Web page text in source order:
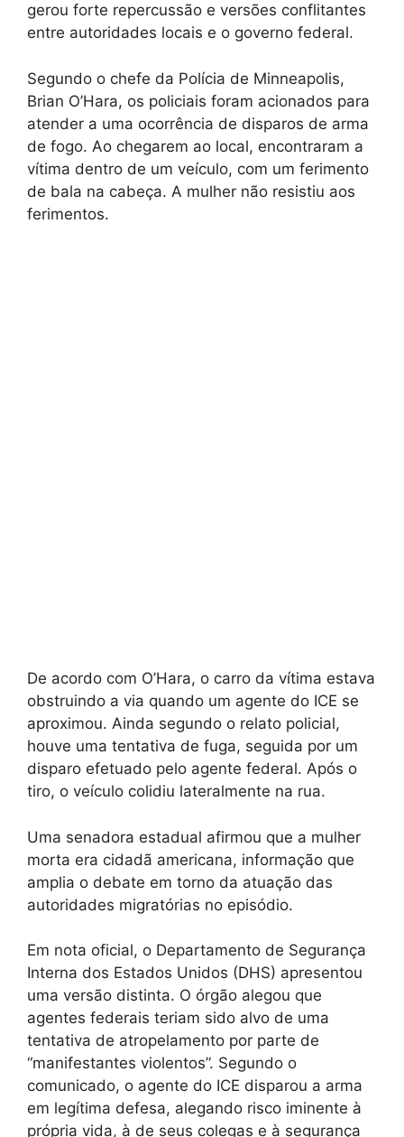
gerou forte repercussão e versões conflitantes
entre autoridades locais e o governo federal.
Segundo o chefe da Polícia de Minneapolis,
Brian O’Hara, os policiais foram acionados para
atender a uma ocorrência de disparos de arma
de fogo. Ao chegarem ao local, encontraram a
vítima dentro de um veículo, com um ferimento
de bala na cabeça. A mulher não resistiu aos
ferimentos.
De acordo com O’Hara, o carro da vítima estava
obstruindo a via quando um agente do ICE se
aproximou. Ainda segundo o relato policial,
houve uma tentativa de fuga, seguida por um
disparo efetuado pelo agente federal. Após o
tiro, o veículo colidiu lateralmente na rua.
Uma senadora estadual afirmou que a mulher
morta era cidadã americana, informação que
amplia o debate em torno da atuação das
autoridades migratórias no episódio.
Em nota oficial, o Departamento de Segurança
Interna dos Estados Unidos (DHS) apresentou
uma versão distinta. O órgão alegou que
agentes federais teriam sido alvo de uma
tentativa de atropelamento por parte de
“manifestantes violentos”. Segundo o
comunicado, o agente do ICE disparou a arma
em legítima defesa, alegando risco iminente à
própria vida, à de seus colegas e à segurança